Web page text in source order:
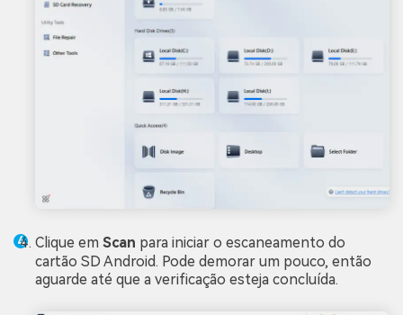
Clique em Scan para iniciar o escaneamento do
cartão SD Android. Pode demorar um pouco, então
aguarde até que a verificação esteja concluída.